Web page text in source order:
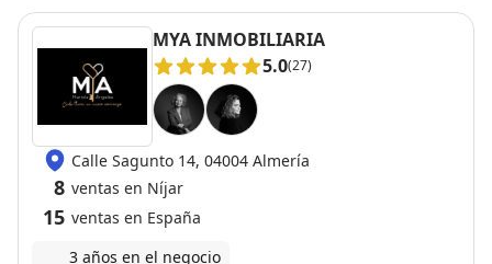
MYA INMOBILIARIA
5.0(27)
Calle Sagunto 14, 04004 Almería
8 ventas en Níjar
15 ventas en España
3 años en el negocio